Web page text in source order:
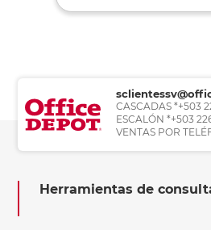
CASCADAS *+503
ESCALÓN *+503
VENTAS POR
Herramientas de